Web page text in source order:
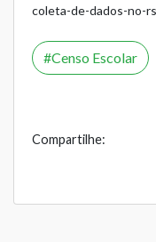
coleta-de-dados-no-rs
Censo Escolar
Compartilhe: